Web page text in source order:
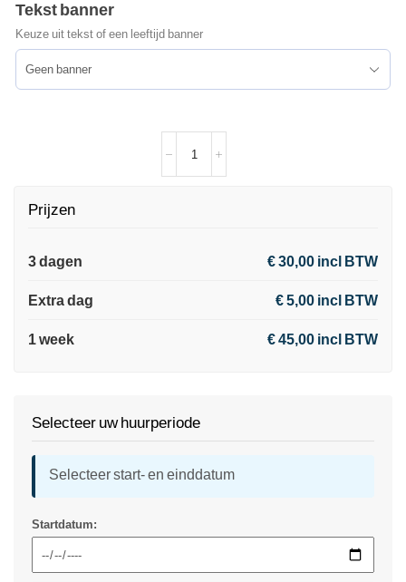
Tekst banner
Keuze uit tekst of een leeftijd banner
Prijzen
3 dagen € 30,00 incl BTW
Extra dag € 5,00 incl BTW
1 week € 45,00 incl BTW
Selecteer uw huurperiode
Selecteer start- en einddatum
Startdatum: